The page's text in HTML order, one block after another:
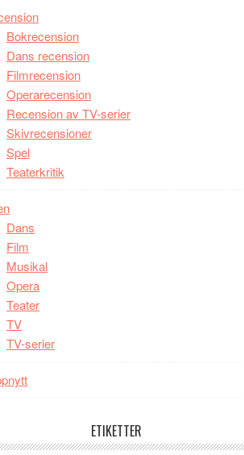
Bokrecension
Dans recension
Filmrecension
Operarecension
Recension av TV-serier
Skivrecensioner
Spel
Teaterkritik
Dans
Film
Musikal
Opera
Teater
TV
TV-serier
ETIKETTER